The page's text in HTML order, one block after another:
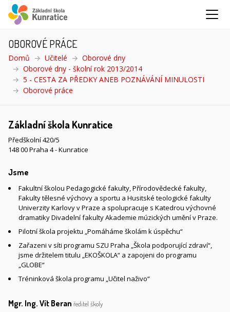
OBOROVÉ PRÁCE
Domů Učitelé
Oborové dny
Oborové dny - školní rok 2013/2014
5 - CESTA ZA PŘEDKY ANEB POZNÁVÁNÍ MINULOSTI
Oborové práce
Základní škola Kunratice
Předškolní 420/5
148 00 Praha 4 - Kunratice
Jsme
Fakultní školou Pedagogické fakulty, Přírodovědecké fakulty,
Fakulty tělesné výchovy a sportu a Husitské teologické fakulty
Univerzity Karlovy v Praze a spolupracuje s Katedrou výchovné
dramatiky Divadelní fakulty Akademie múzických umění v Praze.
Pilotní škola projektu „Pomáháme školám k úspěchu“
Zařazeni v síti programu SZU Praha „Škola podporující zdraví“,
jsme držitelem titulu „EKOŠKOLA“ a zapojeni do programu
„GLOBE“
Tréninková škola programu „Učitel naživo“
Mgr. Ing. Vít Beran ředitel školy